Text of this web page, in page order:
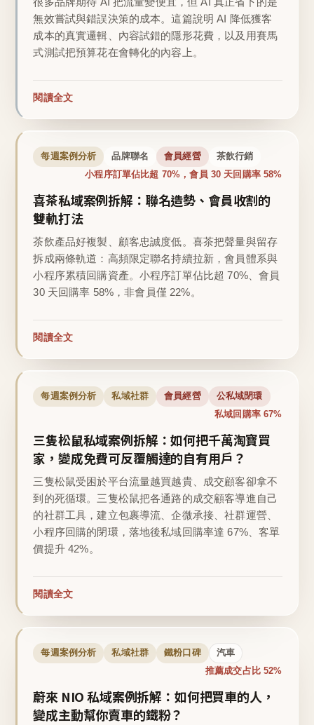
無效嘗試與錯誤決策的成本。這篇說明 AI 降低獲客
成本的真實邏輯、內容試錯的隱形花費，以及用賽馬
式測試把預算花在會轉化的內容上。
閱讀全文
每週案例分析 品牌聯名 會員經營 茶飲行銷
小程序訂單佔比超 70%，會員 30 天回購率 58%
喜茶私域案例拆解：聯名造勢、會員收割的
雙軌打法
茶飲產品好複製、顧客忠誠度低。喜茶把聲量與留存
拆成兩條軌道：高頻限定聯名持續拉新，會員體系與
小程序累積回購資產。小程序訂單佔比超 70%、會員
30 天回購率 58%，非會員僅 22%。
閱讀全文
每週案例分析 私域社群 會員經營 公私域閉環
私域回購率 67%
三隻松鼠私域案例拆解：如何把千萬淘寶買
家，變成免費可反覆觸達的自有用戶？
三隻松鼠受困於平台流量越買越貴、成交顧客卻拿不
到的死循環。三隻松鼠把各通路的成交顧客導進自己
的社群工具，建立包裹導流、企微承接、社群運營、
小程序回購的閉環，落地後私域回購率達 67%、客單
價提升 42%。
閱讀全文
每週案例分析 私域社群 鐵粉口碑 汽車
推薦成交占比 52%
蔚來 NIO 私域案例拆解：如何把買車的人，
變成主動幫你賣車的鐵粉？